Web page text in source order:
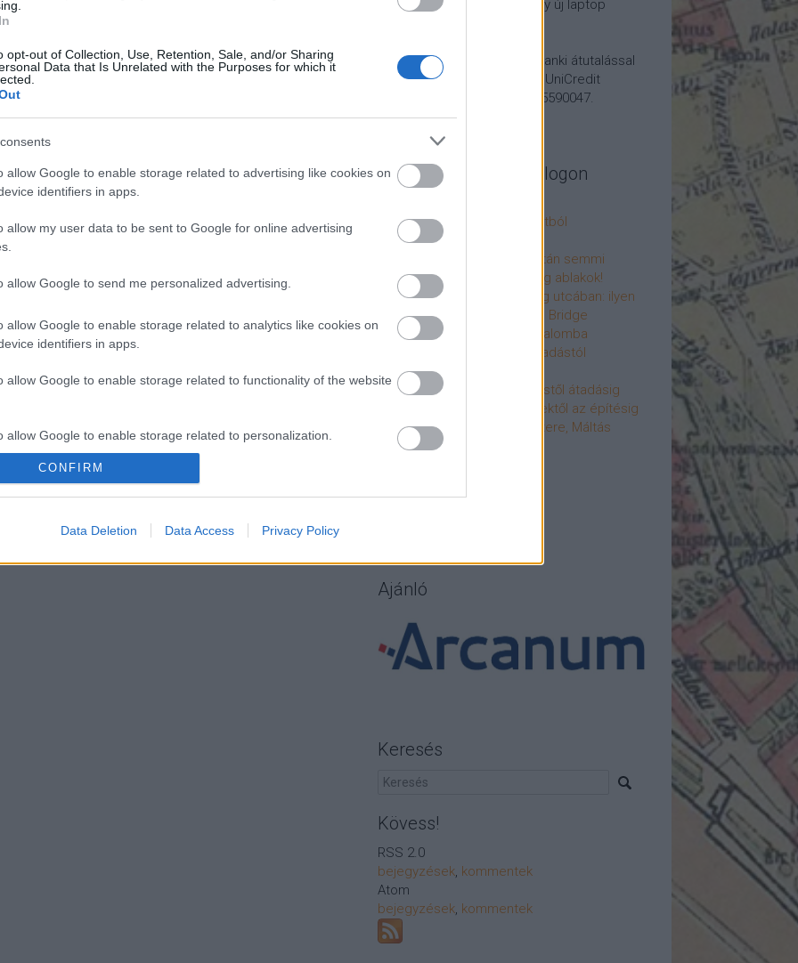
opt-out of Collection, Use, Retention, Sale, and/or Sharing
Data that Is Unrelated with the Purposes for which it
allow Google to enable storage related to advertising like cookies on
identifiers in apps.
allow my user data to be sent to Google for online advertising
allow Google to send me personalized advertising.
allow Google to enable storage related to analytics like cookies on
identifiers in apps.
allow Google to enable storage related to functionality of the website
allow Google to enable storage related to personalization.
functionality and fraud prevention, and other user protection.
CONFIRM
Data Deletion Data Access Privacy Policy
Arcanum előfizetésen át egy új laptop
Támogatásodat egyszerű banki átutalással
is megteheted: Papp Géza, UniCredit
Bank, 10918001-00000022-65590047.
Közlemény: Fővárosi Blog
A legújabb cikkek a blogon
Egy fogorvosi rendelő a múltból
Bush a 4-es metrón
HÉV: tervezik, megígérik, aztán semmi
És újjászülettek az ólomüveg ablakok!
Meghökkentő terek a Mérleg utcában: ilyen
lett a Mamaison Hotel Chain Bridge
Új élet költözött a Hengermalomba
A Váralagút története: az átadástól
napjainkig
A Váralagút története: építéstől átadásig
A Váralagút története: ötletektől az építésig
A romantika elfeledett mestere, Máltás
Hugó
Ajánló
Keresés
Kövess!
RSS 2.0
bejegyzések, kommentek
Atom
bejegyzések, kommentek